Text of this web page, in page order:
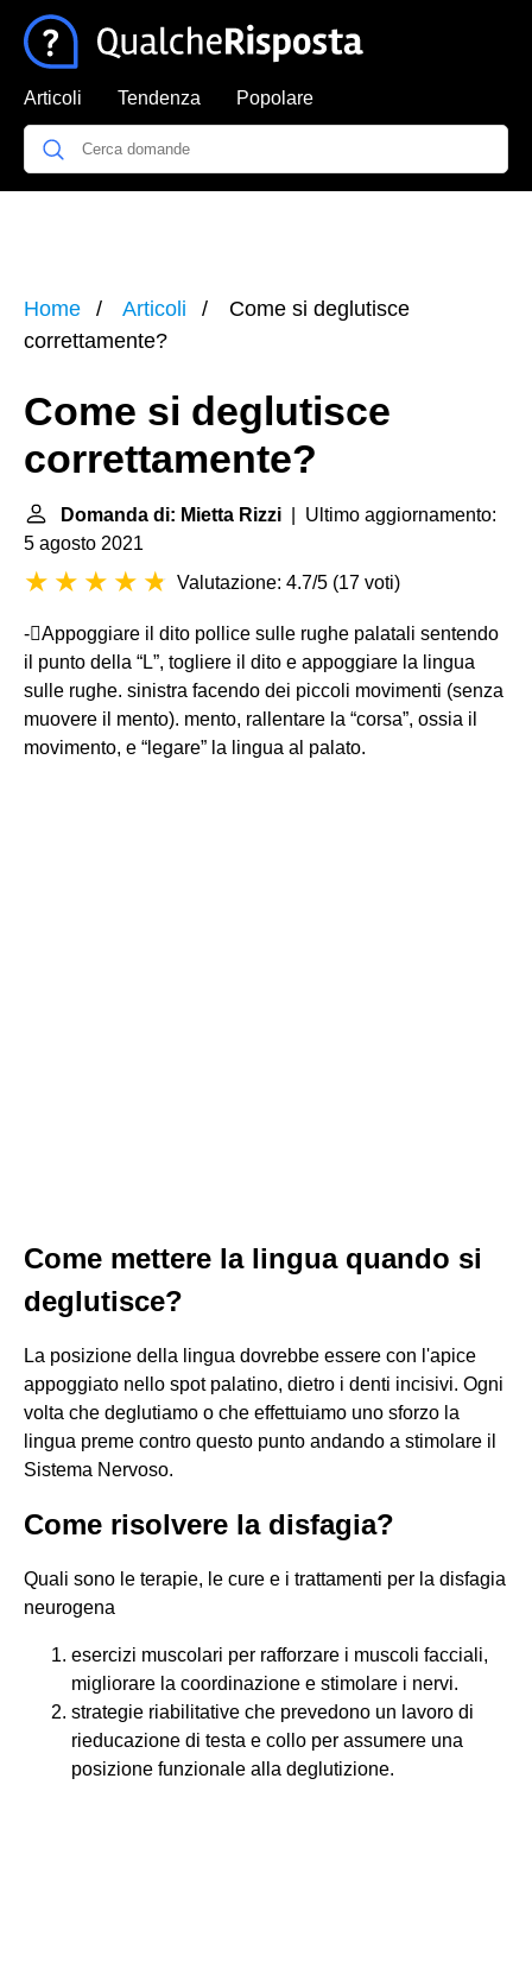
Articoli Tendenza Popolare
Home Articoli
Come si deglutisce
correttamente?
Come si deglutisce
correttamente?
Domanda di: Mietta Rizzi | Ultimo aggiornamento:
5 agosto 2021
Valutazione: 4.7/5 (17 voti)
-Appoggiare il dito pollice sulle rughe palatali sentendo
il punto della “L”, togliere il dito e appoggiare la lingua
sulle rughe. sinistra facendo dei piccoli movimenti (senza
muovere il mento). mento, rallentare la “corsa”, ossia il
movimento, e “legare” la lingua al palato.
Come mettere la lingua quando si
deglutisce?
La posizione della lingua dovrebbe essere con l'apice
appoggiato nello spot palatino, dietro i denti incisivi. Ogni
volta che deglutiamo o che effettuiamo uno sforzo la
lingua preme contro questo punto andando a stimolare il
Sistema Nervoso.
Come risolvere la disfagia?
Quali sono le terapie, le cure e i trattamenti per la disfagia
neurogena
esercizi muscolari per rafforzare i muscoli facciali,
migliorare la coordinazione e stimolare i nervi.
strategie riabilitative che prevedono un lavoro di
rieducazione di testa e collo per assumere una
posizione funzionale alla deglutizione.